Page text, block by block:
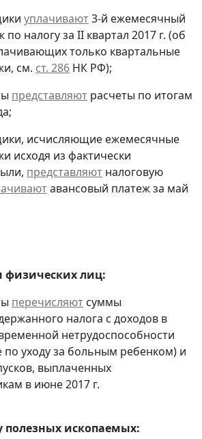
уплачивают3-й ежемесячный
налогу за II квартал 2017 г. (об
только квартальные
см. ст. 286 НК РФ);
представляют расчеты по итогам
исчисляющие ежемесячные
исходя из фактически
представляют налоговую
авансовый платеж за май
физических лиц:
перечисляют суммы
налога с доходов в
нетрудоспособности
уходу за больным ребенком) и
выплаченных
в июне 2017 г.
полезных ископаемых: